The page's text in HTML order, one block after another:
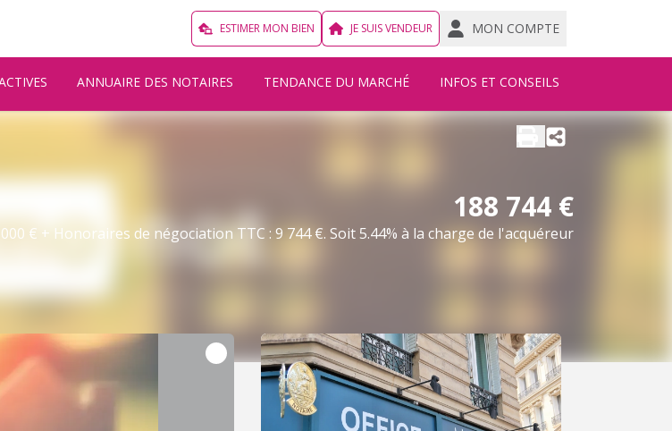
ESTIMER MON BIEN JE SUIS VENDEUR MON COMPTE
ANNUAIRE DES NOTAIRES TENDANCE DU MARCHÉ INFOS ET CONSEILS
188 744 €
€ + Honoraires de négociation TTC : 9 744 €. Soit 5.44% à la charge de l'acquéreur